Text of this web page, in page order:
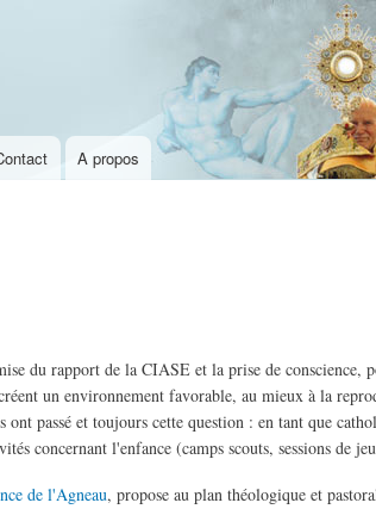
A propos
du rapport de la CIASE et la prise de conscience,
un environnement favorable, au mieux à la
ont passé et toujours cette question : en tant que
concernant l'enfance (camps scouts, sessions de
de l'Agneau, propose au plan théologique et